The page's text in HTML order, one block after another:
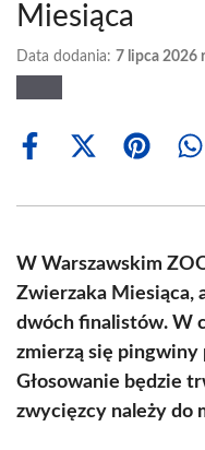
Miesiąca
Data dodania: 7 lipca 2026
Share
Share
(Twitter)
Share
W Warszawskim
Zwierzaka Miesiąca,
dwóch finalistów. W
zmierzą się pingwiny
Głosowanie będzie
zwycięzcy należy do